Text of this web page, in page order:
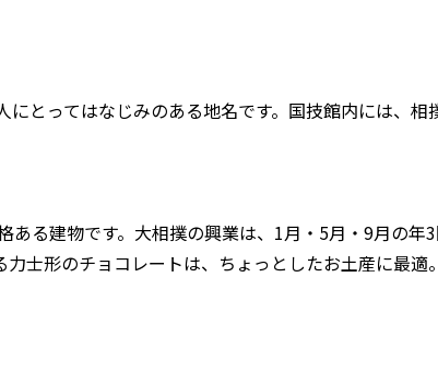
とってはなじみのある地名です。国技館内には、
る建物です。大相撲の興業は、1月・5月・9月の
士形のチョコレートは、ちょっとしたお土産に最適。